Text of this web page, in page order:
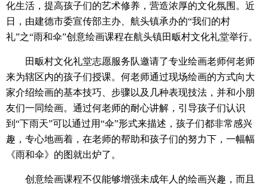
化生活，提高孩子们的艺术修养，营造浓厚的文化氛围。近
日，由建德市委宣传部主办、航头镇承办的“我们的村
礼”之“雨和伞”创意绘画课程在航头镇田畈村文化礼堂举行。
田畈村文化礼堂志愿服务队邀请了专业绘画老师何老师
来为辖区内的孩子们授课。何老师通过现场绘画的方式向大
家介绍绘画的基本技巧、步骤以及几种表现技法，并和小朋
友们一同绘画。通过何老师的耐心讲解，引导孩子们认识
到“下雨天”可以通过用“伞”形式来描述，孩子们都非常感兴
趣，专心地画着，在老师的帮助和孩子们的努力下，一幅幅
《雨和伞》的图就出炉了。
创意绘画课程不仅能够增强未成年人的绘画兴趣，而且